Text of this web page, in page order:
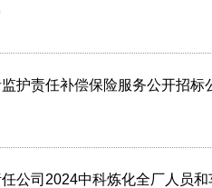
护责任补偿保险服务公开招标
公司2024中科炼化全厂人员